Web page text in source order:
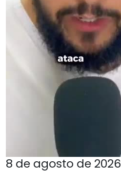
8 de agosto de 2026